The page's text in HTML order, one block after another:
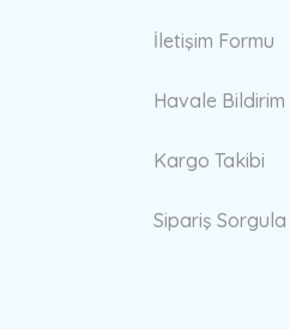
İletişim Formu
Havale Bildirim
Kargo Takibi
Sipariş Sorgula